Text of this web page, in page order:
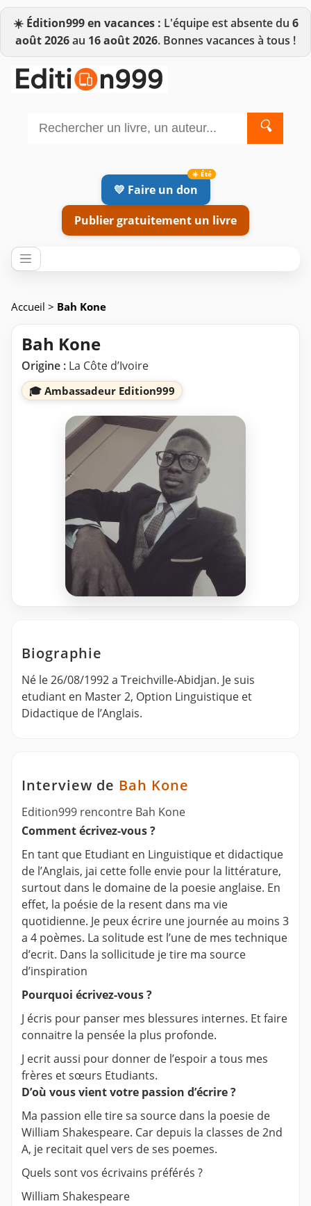
☀️ Édition999 en vacances : L'équipe est absente du 6
août 2026au 16 août 2026. Bonnes vacances à tous !
🔍
💛 Faire un don
Publier gratuitement un livre
Accueil > Bah Kone
Bah Kone
Origine : La Côte d’Ivoire
🎓 Ambassadeur Edition999
Biographie
Né le 26/08/1992 a Treichville-Abidjan. Je suis
etudiant en Master 2, Option Linguistique et
Didactique de l’Anglais.
Interview de Bah Kone
Edition999 rencontre Bah Kone
Comment écrivez-vous ?
En tant que Etudiant en Linguistique et didactique
de l’Anglais, jai cette folle envie pour la littérature,
surtout dans le domaine de la poesie anglaise. En
effet, la poésie de la resent dans ma vie
quotidienne. Je peux écrire une journée au moins 3
a 4 poèmes. La solitude est l’une de mes technique
d’ecrit. Dans la sollicitude je tire ma source
d’inspiration
Pourquoi écrivez-vous ?
J écris pour panser mes blessures internes. Et faire
connaitre la pensée la plus profonde.
J ecrit aussi pour donner de l’espoir a tous mes
frères et sœurs Etudiants.
D’où vous vient votre passion d’écrire ?
Ma passion elle tire sa source dans la poesie de
William Shakespeare. Car depuis la classes de 2nd
A, je recitait quel vers de ses poemes.
Quels sont vos écrivains préférés ?
William Shakespeare